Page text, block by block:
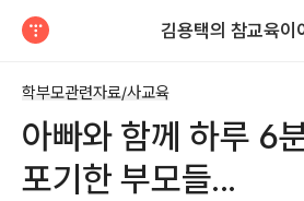
김용택의 참교육이
학부모관련자료/사교육
아빠와 함께 하루 6
포기한 부모들...